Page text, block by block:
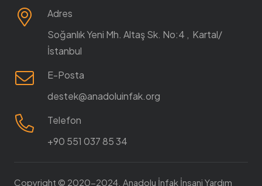
Adres
Soğanlık Yeni Mh. Altaş Sk. No:4 , Kartal/
İstanbul
E-Posta
destek@anadoluinfak.org
Telefon
+90 551 037 85 34
Copyright © 2020-2024. Anadolu İnfak İnsani Yardım